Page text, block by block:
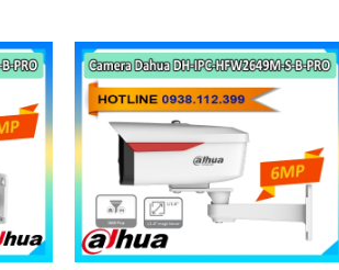
tiết kiệm thời gian Camera được đánh
giá cao về độ tin cậy và hiệu suất